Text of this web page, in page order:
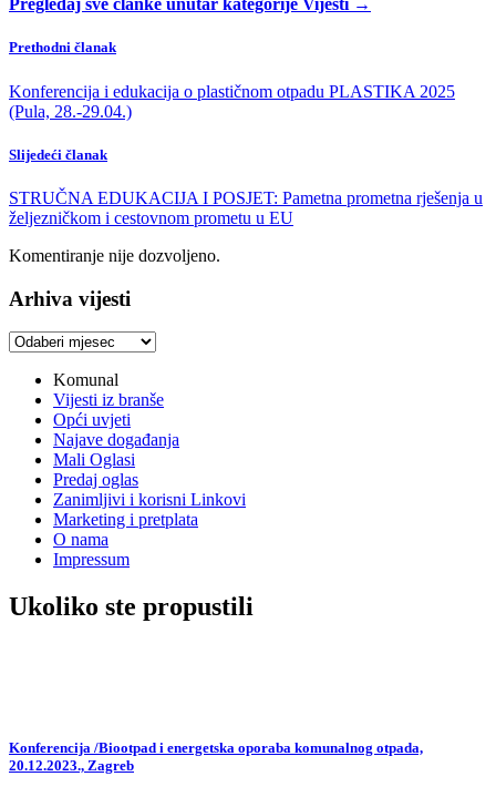
Pregledaj sve članke unutar kategorije Vijesti →
Prethodni članak
Konferencija i edukacija o plastičnom otpadu PLASTIKA 2025
(Pula, 28.-29.04.)
Slijedeći članak
STRUČNA EDUKACIJA I POSJET: Pametna prometna rješenja u
željezničkom i cestovnom prometu u EU
Komentiranje nije dozvoljeno.
Arhiva vijesti
Arhiva
Komunal
Vijesti iz branše
Opći uvjeti
Najave događanja
Mali Oglasi
Predaj oglas
Zanimljivi i korisni Linkovi
Marketing i pretplata
O nama
Impressum
Ukoliko ste propustili
Konferencija /Biootpad i energetska oporaba komunalnog otpada,
20.12.2023., Zagreb